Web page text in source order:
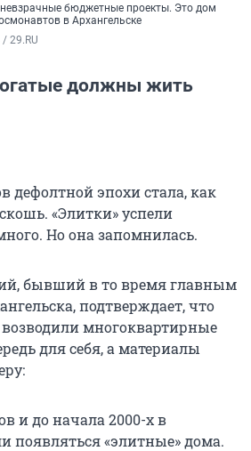
бюджетные проекты. Это дом
в Архангельске
29.RU
должны жить
дефолтной эпохи стала, как
«Элитки» успели
Но она запомнилась.
бывший в то время главным
подтверждает, что
многоквартирные
для себя, а материалы
и до начала 2000-х в
появляться «элитные» дома.